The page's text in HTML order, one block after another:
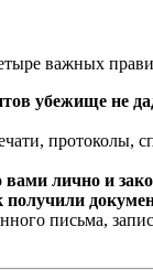
важных
убежище не
протоколы,
вами лично и
получили
письма,